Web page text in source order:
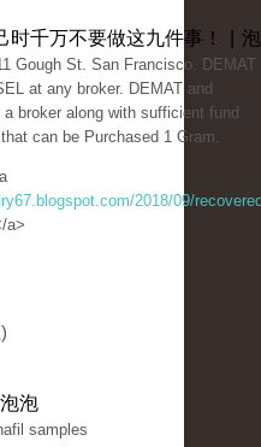
时千万不要做这九件事！ |
Gough St. San Francisco. DEMAT
at any broker. DEMAT and
broker along with sufficient fund
can be Purchased 1 Gram.
2018/09/
a>
泡
samples